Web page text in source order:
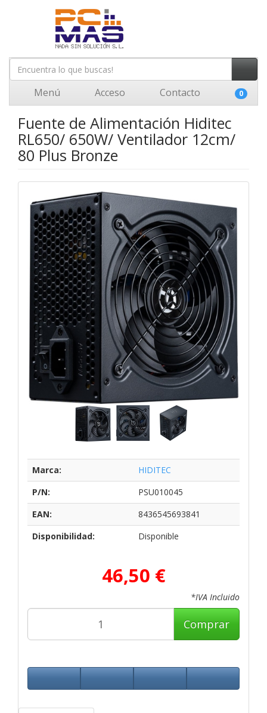
Menú Acceso Contacto 0
Fuente de Alimentación Hiditec
RL650/ 650W/ Ventilador 12cm/
80 Plus Bronze
Marca:
HIDITEC
P/N:
PSU010045
EAN:
8436545693841
Disponibilidad:
Disponible
46,50 €
*IVA Incluido
Comprar